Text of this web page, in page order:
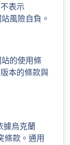
表示
風險自負。
的使用條
本的條款與
據烏克蘭
條款。通用